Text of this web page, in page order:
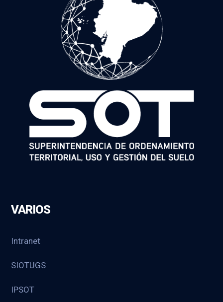
VARIOS
Intranet
SIOTUGS
IPSOT